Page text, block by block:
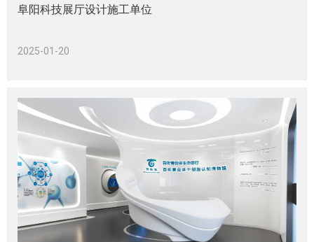
阜阳科技展厅设计施工单位
2025-01-20